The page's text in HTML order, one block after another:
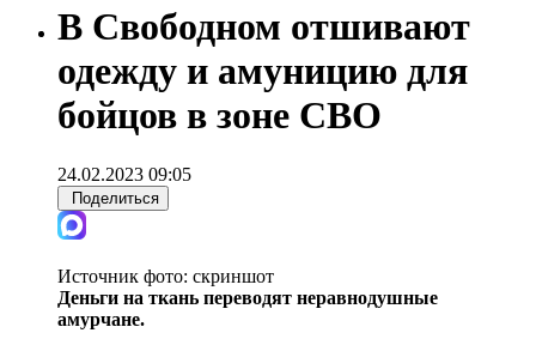
В Свободном отшивают
одежду и амуницию для
бойцов в зоне СВО
24.02.2023 09:05
Поделиться
Источник фото: скриншот
Деньги на ткань переводят неравнодушные
амурчане.